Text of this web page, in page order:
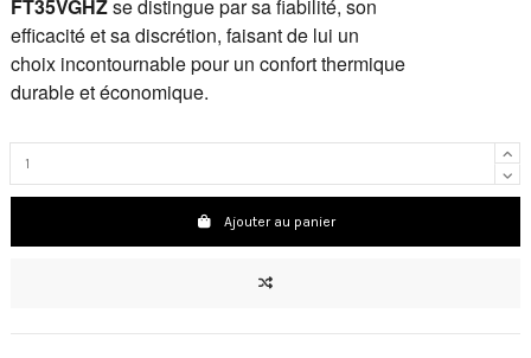
FT35VGHZse distingue par sa fiabilité, son
efficacité et sa discrétion, faisant de lui un
choix incontournable pour un confort thermique
durable et économique.
Ajouter au panier